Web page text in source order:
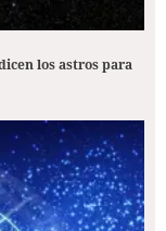
los astros para